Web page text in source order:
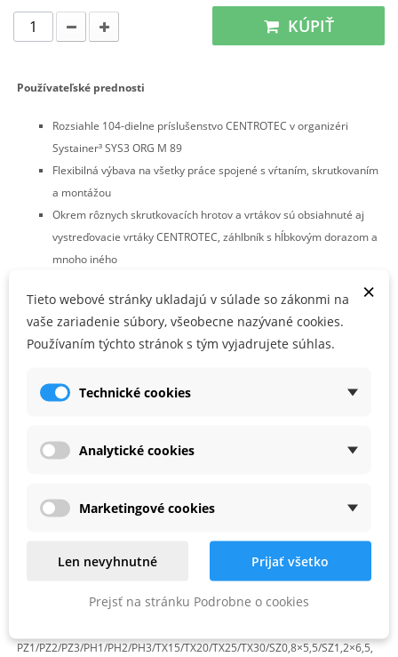
KÚPIŤ
Používateľské prednosti
Rozsiahle 104-dielne príslušenstvo CENTROTEC v organizéri
Systainer³ SYS3 ORG M 89
Flexibilná výbava na všetky práce spojené s vŕtaním, skrutkovaním
a montážou
Okrem rôznych skrutkovacích hrotov a vrtákov sú obsiahnuté aj
vystreďovacie vrtáky CENTROTEC, záhlbník s hĺbkovým dorazom a
mnoho iného
pre všetky akumulátorové vŕtacie skrutkovače Festool s rozhraním
FastFix
Rozsah dodávky
Systainer SYS3 ORG M 89, závitovkový vrták do dreva D 3 CE/W,
CE/W, závitovkový vrták do dreva D 6 CE/W, závitovkový vrták do dreva D
držiak skrutkovacích hrotov CENTROTEC BV 150 CE, záhlbník priečnych
s hĺbkovým dorazom BTA HW D5 CE, záhlbník s hĺbkovým dorazom BSTA
HS D3,5 CE, vystreďovací vrták ZB HS D5 EURO CE, nadstavec na
skrutkovanie skôb a hákov HD D18 CE, twinBOX Mix, kazeta s vrtákmi BKS
PZ1/PZ2/PZ3/PH1/PH2/PH3/TX15/TX20/TX25/TX30/SZ0,8×5,5/SZ1,2×6,5,
×
Tieto webové stránky ukladajú v súlade so zákonmi na
vaše zariadenie súbory, všeobecne nazývané cookies.
Používaním týchto stránok s tým vyjadrujete súhlas.
Technické cookies
Analytické cookies
Marketingové cookies
Len nevyhnutné Prijať všetko
Prejsť na stránku Podrobne o cookies